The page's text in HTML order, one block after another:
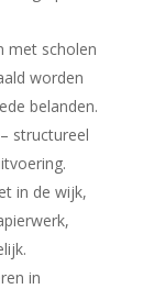
met scholen
worden
belanden.
– structureel
in de wijk,
in